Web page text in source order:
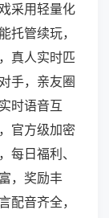
采用轻量化
托管续玩，
真人实时匹
手，亲友圈
时语音互
官方级加密
每日福利、
，奖励丰
配音齐全，